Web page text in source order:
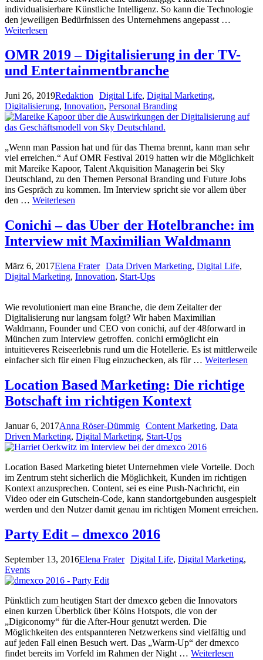
individualisierbare Künstliche Intelligenz. So kann die Technologie
den jeweiligen Bedürfnissen des Unternehmens angepasst …
Weiterlesen
OMR 2019 – Digitalisierung in der TV-
und Entertainmentbranche
Juni 26, 2019Redaktion Digital Life, Digital Marketing,
Digitalisierung, Innovation, Personal Branding
„Wenn man Passion hat und für das Thema brennt, kann man sehr
viel erreichen.“ Auf OMR Festival 2019 hatten wir die Möglichkeit
mit Mareike Kapoor, Talent Akquisition Managerin bei Sky
Deutschland, zu den Themen Personal Branding und Future Jobs
ins Gespräch zu kommen. Im Interview spricht sie vor allem über
den … Weiterlesen
Conichi – das Uber der Hotelbranche: im
Interview mit Maximilian Waldmann
März 6, 2017Elena Frater Data Driven Marketing, Digital Life,
Digital Marketing, Innovation, Start-Ups
Wie revolutioniert man eine Branche, die dem Zeitalter der
Digitalisierung nur langsam folgt? Wir haben Maximilian
Waldmann, Founder und CEO von conichi, auf der 48forward in
München zum Interview getroffen. conichi ermöglicht ein
intuitieveres Reiseerlebnis rund um die Hotellerie. Es ist mittlerweile
einfacher sich für einen Flug einzuchecken, als für … Weiterlesen
Location Based Marketing: Die richtige
Botschaft im richtigen Kontext
Januar 6, 2017Anna Röser-Dümmig Content Marketing, Data
Driven Marketing, Digital Marketing, Start-Ups
Location Based Marketing bietet Unternehmen viele Vorteile. Doch
im Zentrum steht sicherlich die Möglichkeit, Kunden im richtigen
Kontext anzusprechen. Content, sei es eine Push-Nachricht, ein
Video oder ein Gutschein-Code, kann standortgebunden ausgespielt
werden und den Nutzer damit genau im richtigen Moment erreichen.
Party Edit – dmexco 2016
September 13, 2016Elena Frater Digital Life, Digital Marketing,
Events
Pünktlich zum heutigen Start der dmexco geben die Innovators
einen kurzen Überblick über Kölns Hotspots, die von der
„Digiconomy“ für die After-Hour genutzt werden. Die
Möglichkeiten des entspannteren Netzwerkens sind vielfältig und
auf jeden Fall einen Besuch wert. Das „Warm-Up“ der dmexco
findet bereits im Vorfeld im Rahmen der Night … Weiterlesen